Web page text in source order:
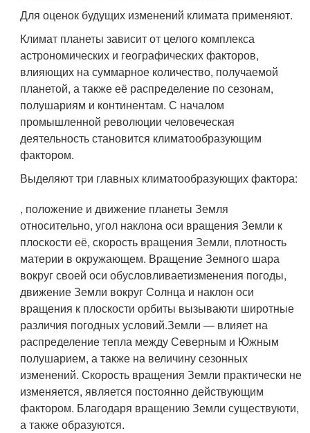
Для оценок будущих изменений климата применяют.
Климат планеты зависит от целого комплекса
астрономических и географических факторов,
влияющих на суммарное количество, получаемой
планетой, а также её распределение по сезонам,
полушариям и континентам. С началом
промышленной революции человеческая
деятельность становится климатообразующим
фактором.
Выделяют три главных климатообразующих фактора:
, положение и движение планеты Земля
относительно, угол наклона оси вращения Земли к
плоскости её, скорость вращения Земли, плотность
материи в окружающем. Вращение Земного шара
вокруг своей оси обусловливаетизменения погоды,
движение Земли вокруг Солнца и наклон оси
вращения к плоскости орбиты вызываюти широтные
различия погодных условий.Земли — влияет на
распределение тепла между Северным и Южным
полушарием, а также на величину сезонных
изменений. Скорость вращения Земли практически не
изменяется, является постоянно действующим
фактором. Благодаря вращению Земли существуюти,
а также образуются.